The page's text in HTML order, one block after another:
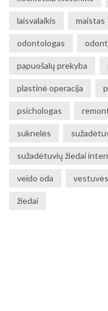
laisvalaikis maistas
odontologas
papuošalų prekyba
plastinė operacija
psichologas
suknelės
sužadėtuvių žiedai
veido oda vestuvės
žiedai